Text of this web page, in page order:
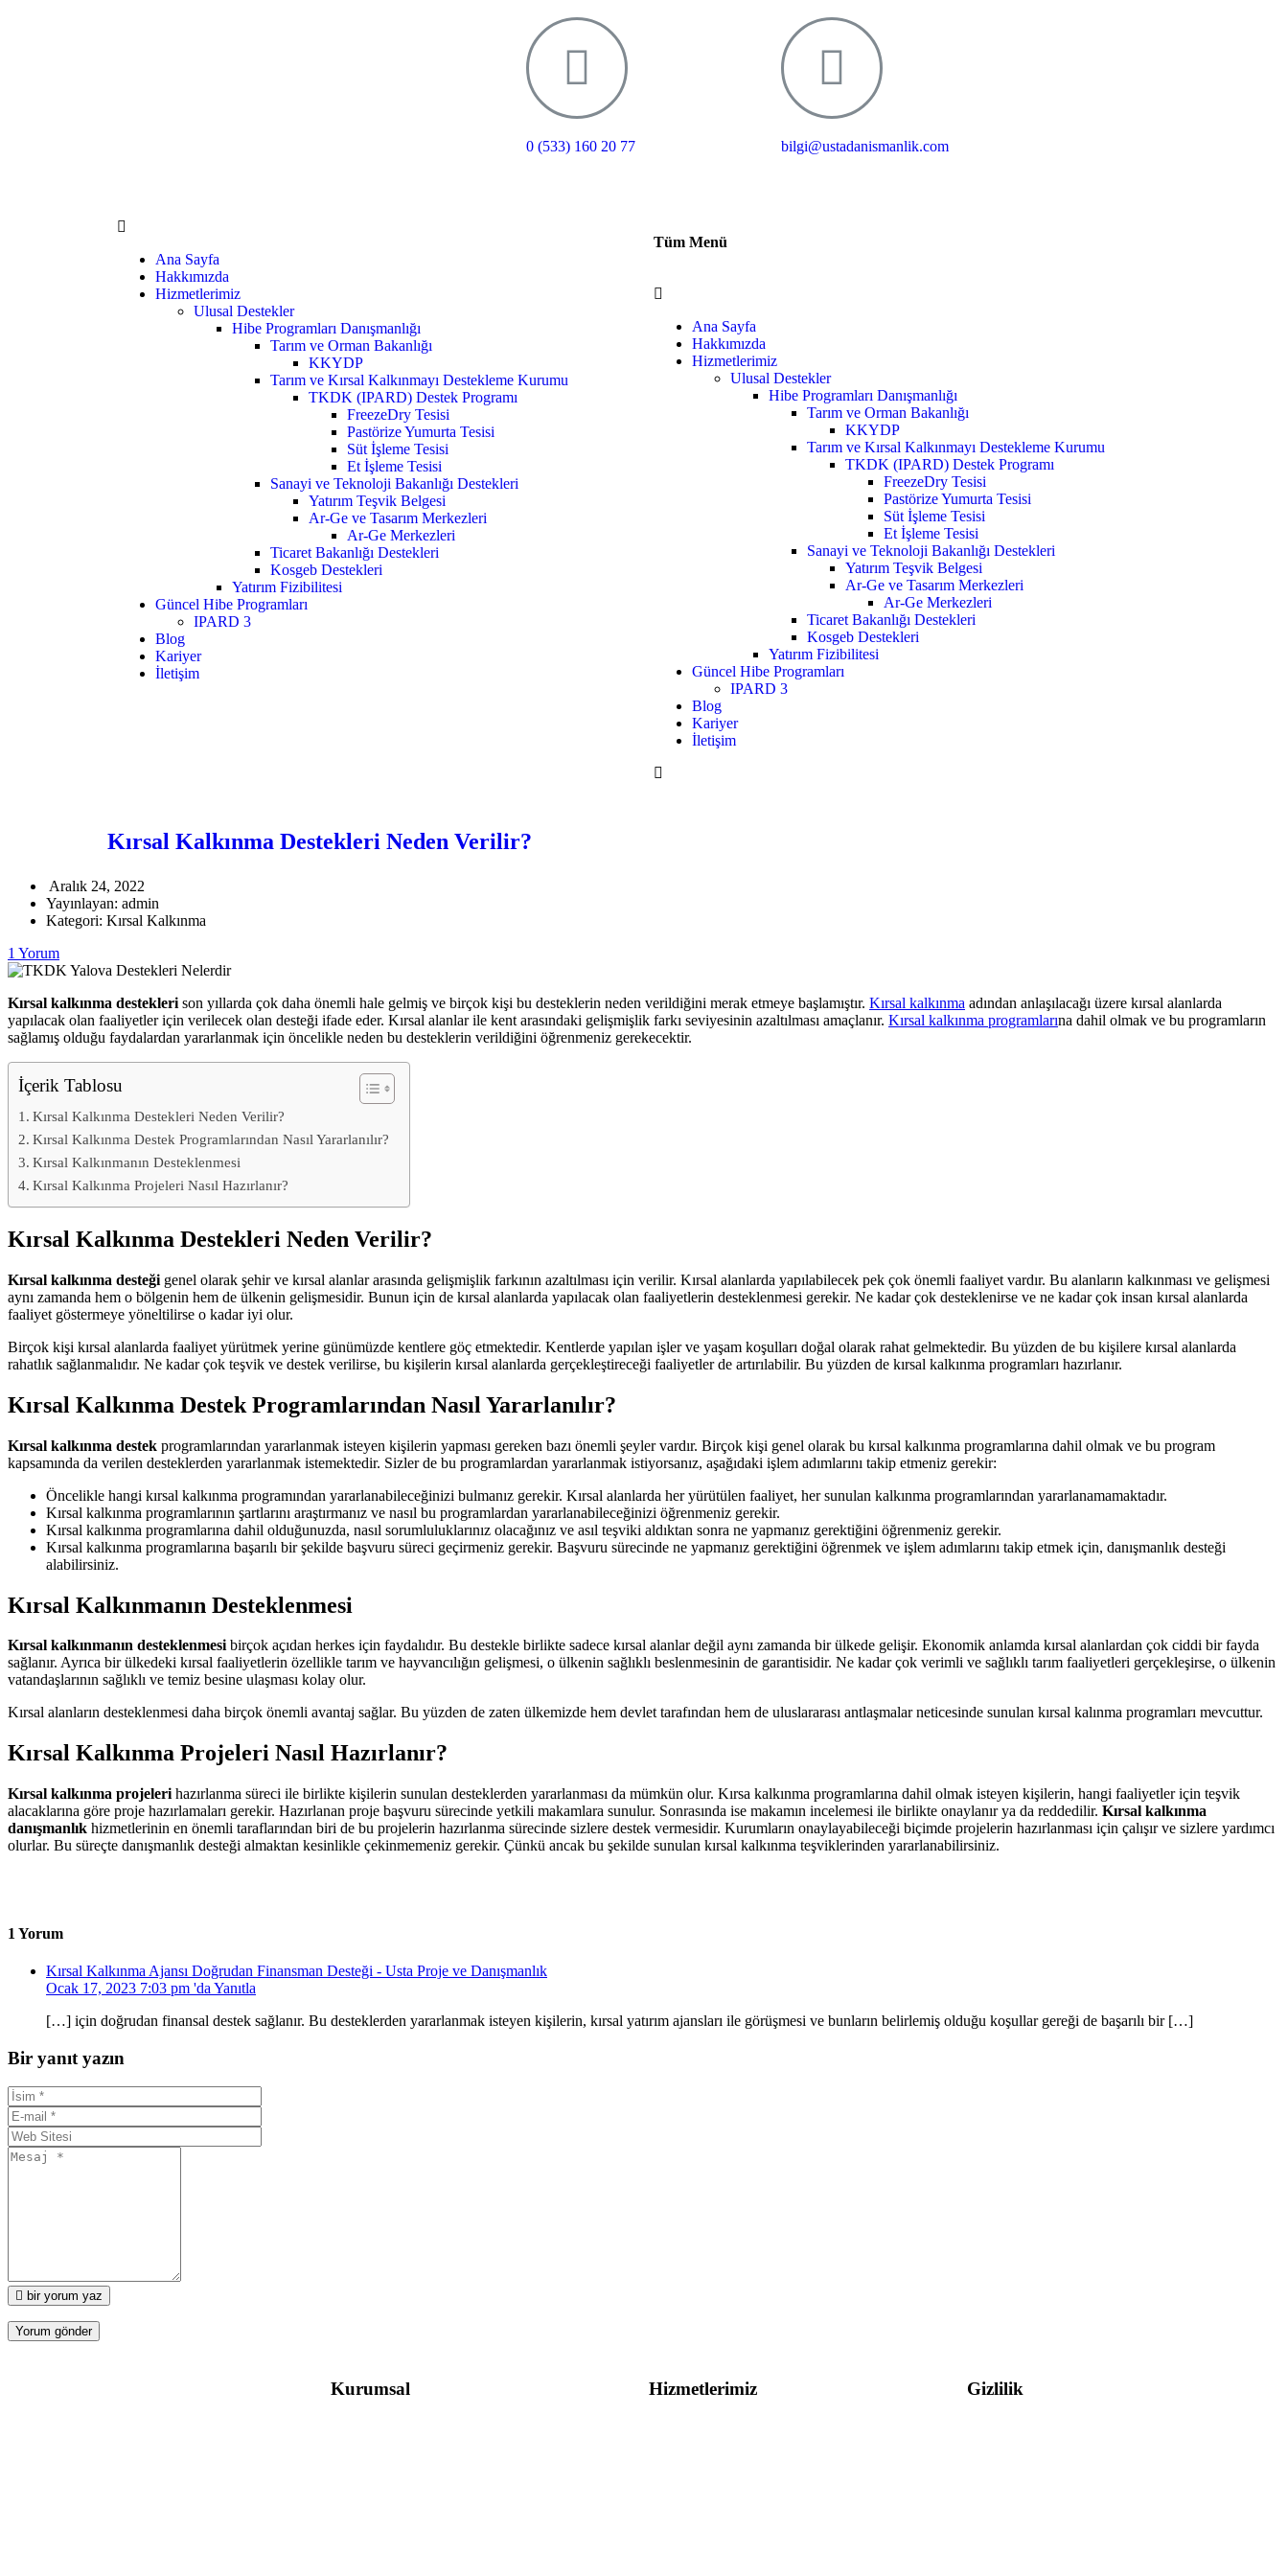
0 (533) 160 20 77 bilgi@ustadanismanlik.com
Ana Sayfa
Hakkımızda
Hizmetlerimiz
Ulusal Destekler
Hibe Programları Danışmanlığı
Tarım ve Orman Bakanlığı
KKYDP
Tarım ve Kırsal Kalkınmayı Destekleme Kurumu
TKDK (IPARD) Destek Programı
FreezeDry Tesisi
Pastörize Yumurta Tesisi
Süt İşleme Tesisi
Et İşleme Tesisi
Sanayi ve Teknoloji Bakanlığı Destekleri
Yatırım Teşvik Belgesi
Ar-Ge ve Tasarım Merkezleri
Ar-Ge Merkezleri
Ticaret Bakanlığı Destekleri
Kosgeb Destekleri
Yatırım Fizibilitesi
Güncel Hibe Programları
IPARD 3
Blog
Kariyer
İletişim
Tüm Menü
Ana Sayfa
Hakkımızda
Hizmetlerimiz
Ulusal Destekler
Hibe Programları Danışmanlığı
Tarım ve Orman Bakanlığı
KKYDP
Tarım ve Kırsal Kalkınmayı Destekleme Kurumu
TKDK (IPARD) Destek Programı
FreezeDry Tesisi
Pastörize Yumurta Tesisi
Süt İşleme Tesisi
Et İşleme Tesisi
Sanayi ve Teknoloji Bakanlığı Destekleri
Yatırım Teşvik Belgesi
Ar-Ge ve Tasarım Merkezleri
Ar-Ge Merkezleri
Ticaret Bakanlığı Destekleri
Kosgeb Destekleri
Yatırım Fizibilitesi
Güncel Hibe Programları
IPARD 3
Blog
Kariyer
İletişim
Kırsal Kalkınma Destekleri Neden Verilir?
Aralık 24, 2022
Yayınlayan: admin
Kategori: Kırsal Kalkınma
1 Yorum
Kırsal kalkınma destekleri son yıllarda çok daha önemli hale gelmiş ve birçok kişi bu desteklerin neden verildiğini merak etmeye başlamıştır. Kırsal kalkınma adından anlaşılacağı üzere kırsal alanlarda
yapılacak olan faaliyetler için verilecek olan desteği ifade eder. Kırsal alanlar ile kent arasındaki gelişmişlik farkı seviyesinin azaltılması amaçlanır. Kırsal kalkınma programlarına dahil olmak ve bu programların
sağlamış olduğu faydalardan yararlanmak için öncelikle neden bu desteklerin verildiğini öğrenmeniz gerekecektir.
İçerik Tablosu
Kırsal Kalkınma Destekleri Neden Verilir?
Kırsal Kalkınma Destek Programlarından Nasıl Yararlanılır?
Kırsal Kalkınmanın Desteklenmesi
Kırsal Kalkınma Projeleri Nasıl Hazırlanır?
Kırsal Kalkınma Destekleri Neden Verilir?
Kırsal kalkınma desteği genel olarak şehir ve kırsal alanlar arasında gelişmişlik farkının azaltılması için verilir. Kırsal alanlarda yapılabilecek pek çok önemli faaliyet vardır. Bu alanların kalkınması ve gelişmesi
aynı zamanda hem o bölgenin hem de ülkenin gelişmesidir. Bunun için de kırsal alanlarda yapılacak olan faaliyetlerin desteklenmesi gerekir. Ne kadar çok desteklenirse ve ne kadar çok insan kırsal alanlarda
faaliyet göstermeye yöneltilirse o kadar iyi olur.
Birçok kişi kırsal alanlarda faaliyet yürütmek yerine günümüzde kentlere göç etmektedir. Kentlerde yapılan işler ve yaşam koşulları doğal olarak rahat gelmektedir. Bu yüzden de bu kişilere kırsal alanlarda
rahatlık sağlanmalıdır. Ne kadar çok teşvik ve destek verilirse, bu kişilerin kırsal alanlarda gerçekleştireceği faaliyetler de artırılabilir. Bu yüzden de kırsal kalkınma programları hazırlanır.
Kırsal Kalkınma Destek Programlarından Nasıl Yararlanılır?
Kırsal kalkınma destek programlarından yararlanmak isteyen kişilerin yapması gereken bazı önemli şeyler vardır. Birçok kişi genel olarak bu kırsal kalkınma programlarına dahil olmak ve bu program
kapsamında da verilen desteklerden yararlanmak istemektedir. Sizler de bu programlardan yararlanmak istiyorsanız, aşağıdaki işlem adımlarını takip etmeniz gerekir:
Öncelikle hangi kırsal kalkınma programından yararlanabileceğinizi bulmanız gerekir. Kırsal alanlarda her yürütülen faaliyet, her sunulan kalkınma programlarından yararlanamamaktadır.
Kırsal kalkınma programlarının şartlarını araştırmanız ve nasıl bu programlardan yararlanabileceğinizi öğrenmeniz gerekir.
Kırsal kalkınma programlarına dahil olduğunuzda, nasıl sorumluluklarınız olacağınız ve asıl teşviki aldıktan sonra ne yapmanız gerektiğini öğrenmeniz gerekir.
Kırsal kalkınma programlarına başarılı bir şekilde başvuru süreci geçirmeniz gerekir. Başvuru sürecinde ne yapmanız gerektiğini öğrenmek ve işlem adımlarını takip etmek için, danışmanlık desteği
alabilirsiniz.
Kırsal Kalkınmanın Desteklenmesi
Kırsal kalkınmanın desteklenmesibirçok açıdan herkes için faydalıdır. Bu destekle birlikte sadece kırsal alanlar değil aynı zamanda bir ülkede gelişir. Ekonomik anlamda kırsal alanlardan çok ciddi bir fayda
sağlanır. Ayrıca bir ülkedeki kırsal faaliyetlerin özellikle tarım ve hayvancılığın gelişmesi, o ülkenin sağlıklı beslenmesinin de garantisidir. Ne kadar çok verimli ve sağlıklı tarım faaliyetleri gerçekleşirse, o ülkenin
vatandaşlarının sağlıklı ve temiz besine ulaşması kolay olur.
Kırsal alanların desteklenmesi daha birçok önemli avantaj sağlar. Bu yüzden de zaten ülkemizde hem devlet tarafından hem de uluslararası antlaşmalar neticesinde sunulan kırsal kalınma programları mevcuttur.
Kırsal Kalkınma Projeleri Nasıl Hazırlanır?
Kırsal kalkınma projeleri hazırlanma süreci ile birlikte kişilerin sunulan desteklerden yararlanması da mümkün olur. Kırsa kalkınma programlarına dahil olmak isteyen kişilerin, hangi faaliyetler için teşvik
alacaklarına göre proje hazırlamaları gerekir. Hazırlanan proje başvuru sürecinde yetkili makamlara sunulur. Sonrasında ise makamın incelemesi ile birlikte onaylanır ya da reddedilir. Kırsal kalkınma
danışmanlık hizmetlerinin en önemli taraflarından biri de bu projelerin hazırlanma sürecinde sizlere destek vermesidir. Kurumların onaylayabileceği biçimde projelerin hazırlanması için çalışır ve sizlere yardımcı
olurlar. Bu süreçte danışmanlık desteği almaktan kesinlikle çekinmemeniz gerekir. Çünkü ancak bu şekilde sunulan kırsal kalkınma teşviklerinden yararlanabilirsiniz.
1 Yorum
Kırsal Kalkınma Ajansı Doğrudan Finansman Desteği - Usta Proje ve Danışmanlık
Ocak 17, 2023 7:03 pm 'da Yanıtla
[…] için doğrudan finansal destek sağlanır. Bu desteklerden yararlanmak isteyen kişilerin, kırsal yatırım ajansları ile görüşmesi ve bunların belirlemiş olduğu koşullar gereği de başarılı bir […]
Bir yanıt yazın
bir yorum yaz
Kurumsal Hizmetlerimiz Gizlilik